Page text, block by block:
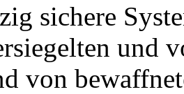
sichere
und
von